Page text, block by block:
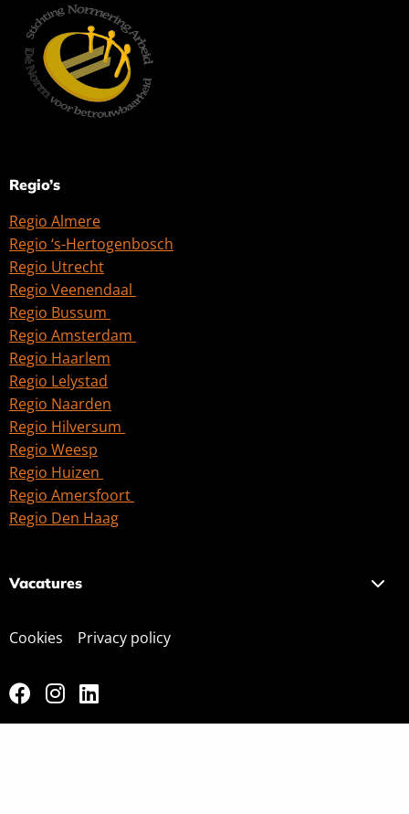
Regio’s
Regio Almere
Regio ‘s-Hertogenbosch
Regio Utrecht
Regio Veenendaal
Regio Bussum
Regio Amsterdam
Regio Haarlem
Regio Lelystad
Regio Naarden
Regio Hilversum
Regio Weesp
Regio Huizen
Regio Amersfoort
Regio Den Haag
Vacatures
Cookies Privacy policy
Ga
naar
Ga
naar
Ga
naar